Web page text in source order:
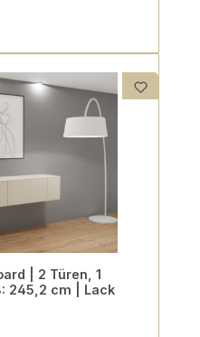
| 2 Türen, 1
245,2 cm | Lack